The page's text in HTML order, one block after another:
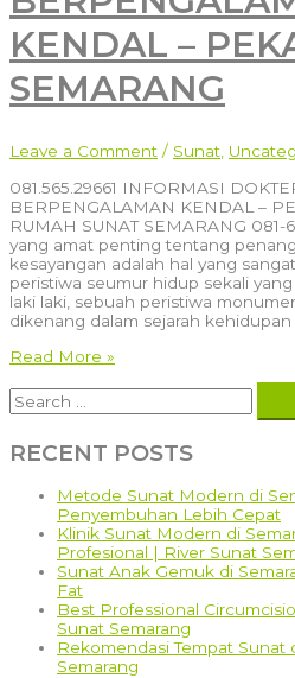
KENDAL –
SEMARANG
Leave a Comment / Sunat
081.565.29661 INFORMASI
BERPENGALAMAN KENDAL –
RUMAH SUNAT SEMARANG 081-
yang amat penting tentang
kesayangan adalah hal yang
peristiwa seumur hidup sekali
laki laki, sebuah peristiwa
dikenang dalam sejarah kehidupan
081.565.29661
DOKTER
SUNAT
KENDAL
PEKALONGAN
SEMARANG
Read More »
Search
for:
RECENT POSTS
Metode Sunat Modern di
Penyembuhan Lebih Cepat
Klinik Sunat Modern di
Profesional | River Sunat
Sunat Anak Gemuk di
Fat
Best Professional
Sunat Semarang
Rekomendasi Tempat Sunat
Semarang